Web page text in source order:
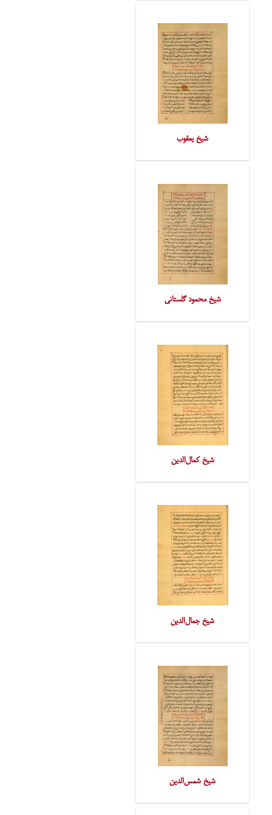
شیخ یعقوب
شیخ محمود گلستانی
شیخ کمال‌الدین
شیخ جمال‌الدین
شیخ شمس‌الدین